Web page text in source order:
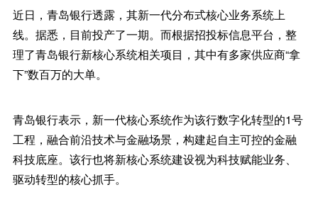
近日，青岛银行透露，其新一代分布式核心业务系统上
线。据悉，目前投产了一期。而根据招投标信息平台，整
理了青岛银行新核心系统相关项目，其中有多家供应商“拿
下”数百万的大单。
青岛银行表示，新一代核心系统作为该行数字化转型的1号
工程，融合前沿技术与金融场景，构建起自主可控的金融
科技底座。该行也将新核心系统建设视为科技赋能业务、
驱动转型的核心抓手。